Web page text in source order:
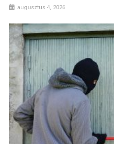
augusztus 4, 2026